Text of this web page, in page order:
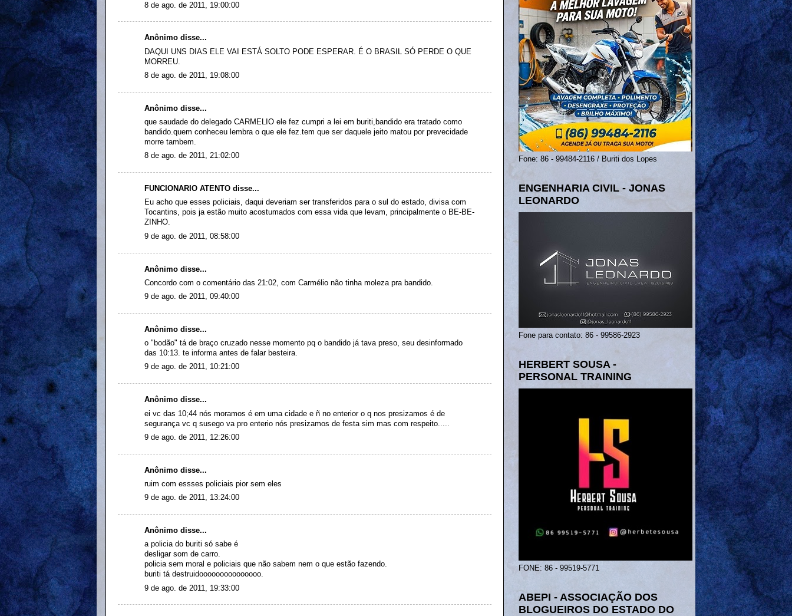
8 de ago. de 2011, 19:00:00
Anônimo disse...
DAQUI UNS DIAS ELE VAI ESTÁ SOLTO PODE ESPERAR. É O BRASIL SÓ PERDE O QUE
MORREU.
8 de ago. de 2011, 19:08:00
Anônimo disse...
que saudade do delegado CARMELIO ele fez cumpri a lei em buriti,bandido era tratado como
bandido.quem conheceu lembra o que ele fez.tem que ser daquele jeito matou por prevecidade
morre tambem.
8 de ago. de 2011, 21:02:00
FUNCIONARIO ATENTO disse...
Eu acho que esses policiais, daqui deveriam ser transferidos para o sul do estado, divisa com
Tocantins, pois ja estão muito acostumados com essa vida que levam, principalmente o BE-BE-
ZINHO.
9 de ago. de 2011, 08:58:00
Anônimo disse...
Concordo com o comentário das 21:02, com Carmélio não tinha moleza pra bandido.
9 de ago. de 2011, 09:40:00
Anônimo disse...
o "bodão" tá de braço cruzado nesse momento pq o bandido já tava preso, seu desinformado
das 10:13. te informa antes de falar besteira.
9 de ago. de 2011, 10:21:00
Anônimo disse...
ei vc das 10;44 nós moramos é em uma cidade e ñ no enterior o q nos presizamos é de
segurança vc q susego va pro enterio nós presizamos de festa sim mas com respeito.....
9 de ago. de 2011, 12:26:00
Anônimo disse...
ruim com essses policiais pior sem eles
9 de ago. de 2011, 13:24:00
Anônimo disse...
a policia do buriti só sabe é
desligar som de carro.
policia sem moral e policiais que não sabem nem o que estão fazendo.
buriti tá destruidooooooooooooooo.
9 de ago. de 2011, 19:33:00
Fone: 86 - 99484-2116 / Buriti dos Lopes
ENGENHARIA CIVIL - JONAS
LEONARDO
Fone para contato: 86 - 99586-2923
HERBERT SOUSA -
PERSONAL TRAINING
FONE: 86 - 99519-5771
ABEPI - ASSOCIAÇÃO DOS
BLOGUEIROS DO ESTADO DO